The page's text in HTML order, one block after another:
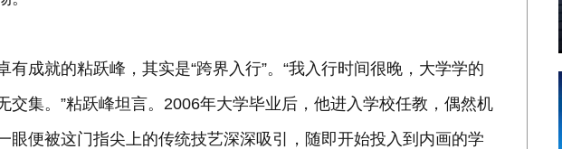
有成就的粘跃峰，其实是“跨界入行”。“我入行时间很晚，大学学的
交集。”粘跃峰坦言。2006年大学毕业后，他进入学校任教，偶然机
眼便被这门指尖上的传统技艺深深吸引，随即开始投入到内画的学